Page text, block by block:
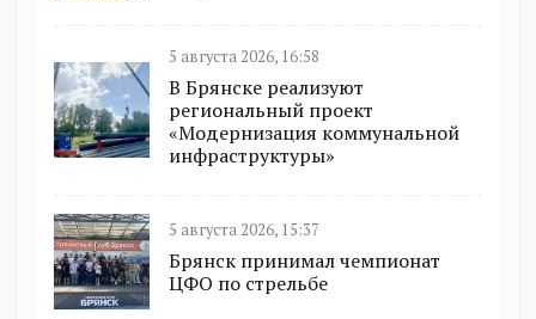
5 августа 2026, 16:58
В Брянске реализуют
региональный проект
«Модернизация коммунальной
инфраструктуры»
5 августа 2026, 15:37
Брянск принимал чемпионат
ЦФО по стрельбе